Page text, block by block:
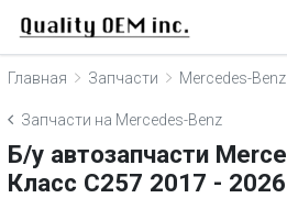
Главная Запчасти Mercedes-Benz
Запчасти на Mercedes-Benz
Б/у автозапчасти
Класс C257 2017 - 2026